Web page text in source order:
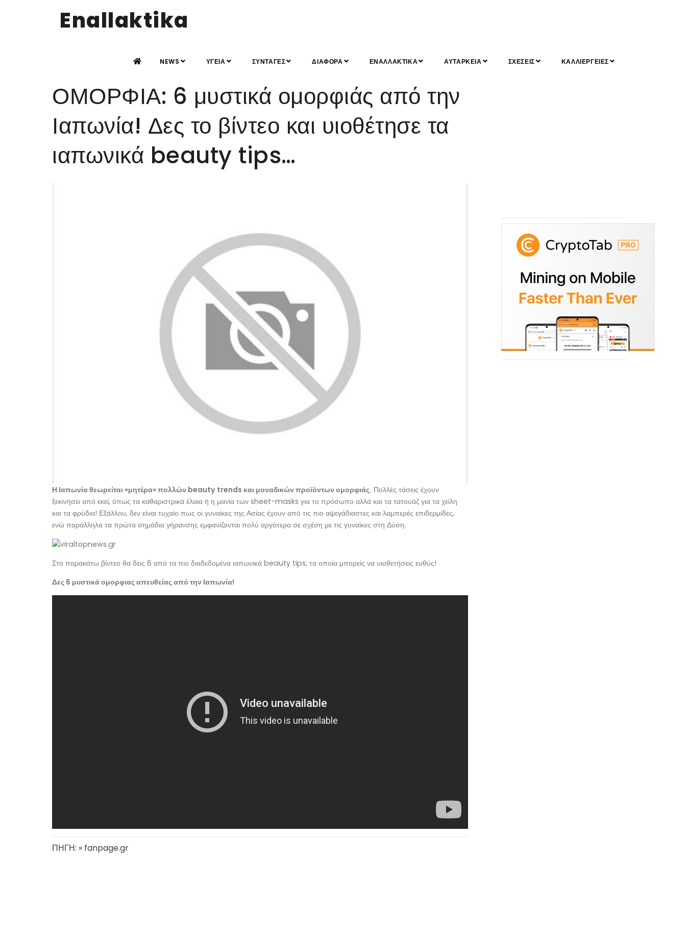
Enallaktika
NEWS ΥΓΕΙΑ ΣΥΝΤΑΓΕΣ ΔΙΑΦΟΡΑ ΕΝΑΛΛΑΚΤΙΚΑ ΑΥΤΑΡΚΕΙΑ ΣΧΕΣΕΙΣ ΚΑΛΛΙΕΡΓΕΙΕΣ
ΟΜΟΡΦΙΑ: 6 μυστικά ομορφιάς από την
Ιαπωνία! Δες το βίντεο και υιοθέτησε τα
ιαπωνικά beauty tips…
Η Ιαπωνία θεωρείται «μητέρα» πολλών beauty trends και μοναδικών προϊόντων ομορφιάς. Πολλές τάσεις έχουν
ξεκινήσει από εκεί, όπως τα καθαριστρικά έλαια ή η μανία των sheet-masks για το πρόσωπο αλλά και τα τατουάζ για τα χείλη
και τα φρύδια! Εξάλλου, δεν είναι τυχαίο πως οι γυναίκες της Ασίας έχουν από τις πιο αψεγάδιαστες και λαμπερές επιδερμίδες,
ενώ παράλληλα τα πρώτα σημάδια γήρανσης εμφανίζονται πολύ αργότερα σε σχέση με τις γυναίκες στη Δύση.
Στο παρακάτω βίντεο θα δεις 6 από τα πιο διαδεδομένα ιαπωνικά beauty tips, τα οποία μπορείς να υιοθετήσεις ευθύς!
Δες 6 μυστικά ομορφιας απευθείας από την Ιαπωνία!
ΠΗΓΗ: » fanpage.gr